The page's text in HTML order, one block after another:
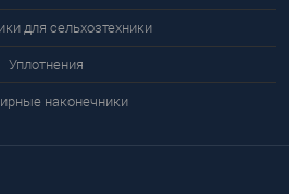
для сельхозтехники
Уплотнения
наконечники